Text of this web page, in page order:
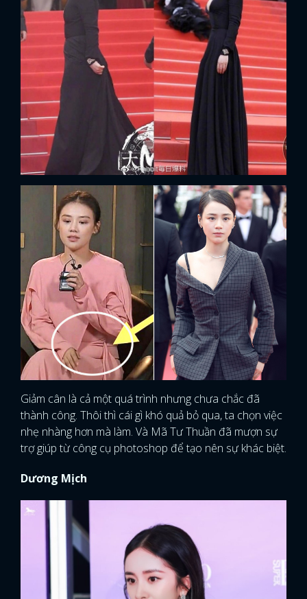
Giảm cân là cả một quá trình nhưng chưa chắc đã
thành công. Thôi thì cái gì khó quả bỏ qua, ta chọn việc
nhẹ nhàng hơn mà làm. Và Mã Tư Thuần đã mượn sự
trợ giúp từ công cụ photoshop để tạo nên sự khác biệt.
Dương Mịch